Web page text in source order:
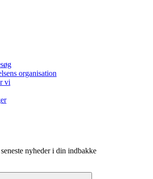
organisation
vi
nyheder i din indbakke